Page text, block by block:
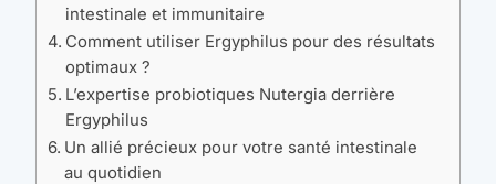
intestinale et immunitaire
Comment utiliser Ergyphilus pour des résultats
optimaux ?
L’expertise probiotiques Nutergia derrière
Ergyphilus
Un allié précieux pour votre santé intestinale
au quotidien